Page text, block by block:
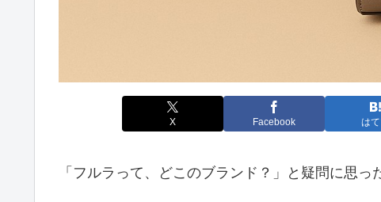
X Facebook は
「フルラって、どこのブランド？」と疑問に思っ